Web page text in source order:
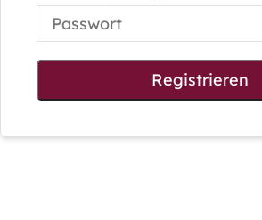
Registrieren